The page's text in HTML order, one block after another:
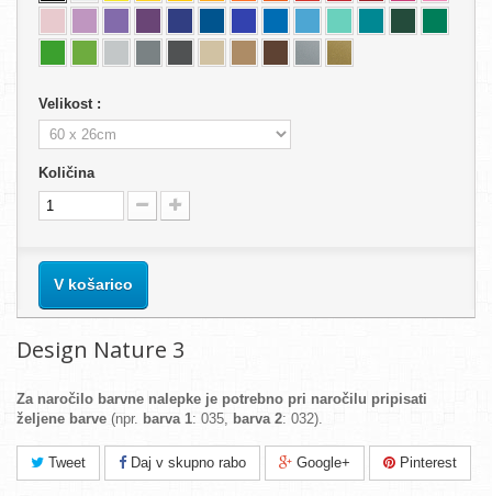
Velikost :
Količina
V košarico
Design Nature 3
Za naročilo barvne nalepke je potrebno pri naročilu pripisati
željene barve (npr. barva 1: 035, barva 2: 032).
Tweet Daj v skupno rabo Google+ Pinterest